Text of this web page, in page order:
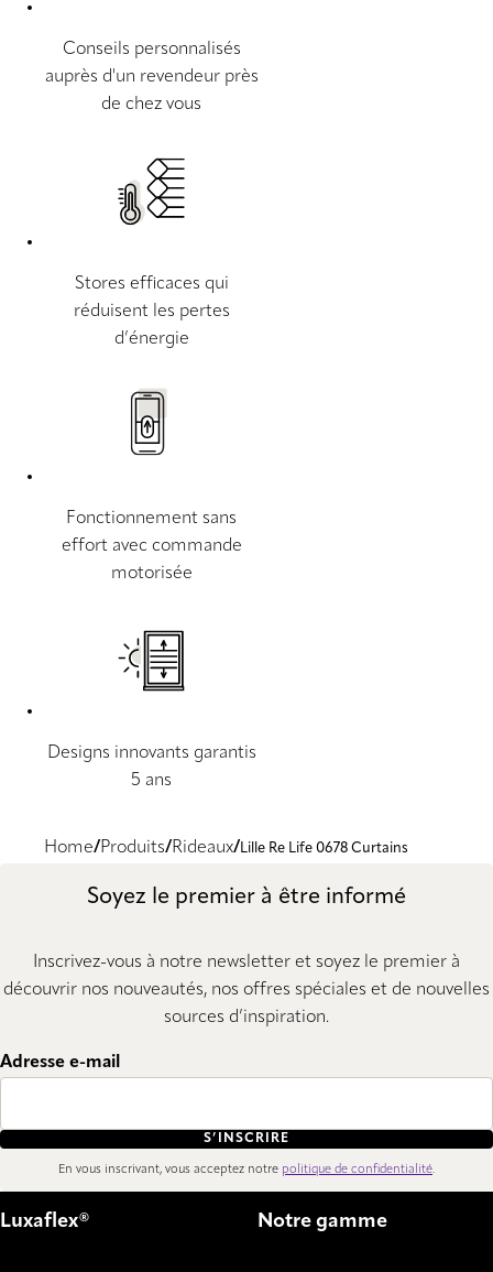
Conseils personnalisés
auprès d'un revendeur près
de chez vous
Stores efficaces qui
réduisent les pertes
d’énergie
Fonctionnement sans
effort avec commande
motorisée
Designs innovants garantis
5 ans
Home Produits Rideaux Lille Re Life 0678 Curtains
Soyez le premier à être informé
Inscrivez-vous à notre newsletter et soyez le premier à
découvrir nos nouveautés, nos offres spéciales et de nouvelles
sources d’inspiration.
Adresse e-mail
S’INSCRIRE
En vous inscrivant, vous acceptez notre politique de confidentialité.
Luxaflex® Notre gamme